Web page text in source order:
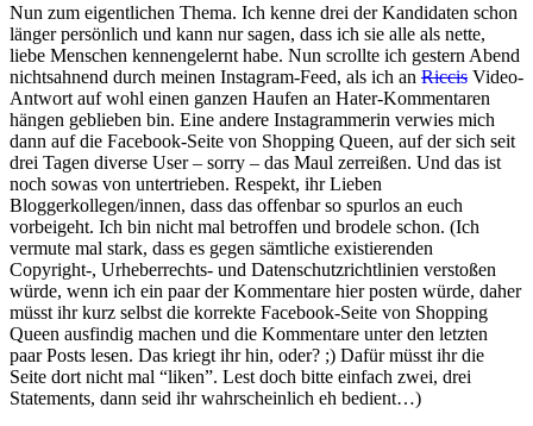
Nun zum eigentlichen Thema. Ich kenne drei der Kandidaten schon
länger persönlich und kann nur sagen, dass ich sie alle als nette,
liebe Menschen kennengelernt habe. Nun scrollte ich gestern Abend
nichtsahnend durch meinen Instagram-Feed, als ich an Riccis Video-
Antwort auf wohl einen ganzen Haufen an Hater-Kommentaren
hängen geblieben bin. Eine andere Instagrammerin verwies mich
dann auf die Facebook-Seite von Shopping Queen, auf der sich seit
drei Tagen diverse User – sorry – das Maul zerreißen. Und das ist
noch sowas von untertrieben. Respekt, ihr Lieben
Bloggerkollegen/innen, dass das offenbar so spurlos an euch
vorbeigeht. Ich bin nicht mal betroffen und brodele schon. (Ich
vermute mal stark, dass es gegen sämtliche existierenden
Copyright-, Urheberrechts- und Datenschutzrichtlinien verstoßen
würde, wenn ich ein paar der Kommentare hier posten würde, daher
müsst ihr kurz selbst die korrekte Facebook-Seite von Shopping
Queen ausfindig machen und die Kommentare unter den letzten
paar Posts lesen. Das kriegt ihr hin, oder? ;) Dafür müsst ihr die
Seite dort nicht mal “liken”. Lest doch bitte einfach zwei, drei
Statements, dann seid ihr wahrscheinlich eh bedient…)